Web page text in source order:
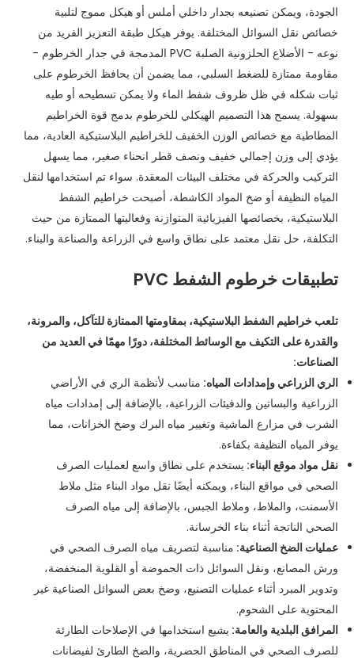
الجودة، ويمكن تصنيعه بجدار داخلي أملس أو هيكل مموج لتلبية
خصائص نقل السوائل المختلفة. يوفر هيكل طبقة التعزيز الفريد من
نوعه - الأضلاع الحلزونية الصلبة PVC المدمجة في جدار الخرطوم -
مقاومة ممتازة للضغط السلبي، مما يضمن أن يحافظ الخرطوم على
ثبات شكله في ظل ظروف شفط الماء ولا يمكن تسطيحه أو طيه
بسهولة. يسمح هذا التصميم الهيكلي للخرطوم بدمج قوة الخراطيم
المطاطية مع خصائص الوزن الخفيف للخراطيم البلاستيكية العادية، مما
يؤدي إلى وزن إجمالي خفيف ونصف قطر انحناء صغير، مما يسهل
التركيب والحركة في مختلف البيئات المعقدة. سواء تم استخدامها لنقل
المياه النظيفة أو ضخ المواد الكاشطة، أصبحت خراطيم الشفط
البلاستيكية، بخصائصها الفيزيائية المتوازنة وفعاليتها الممتازة من حيث
التكلفة، حل نقل معتمد على نطاق واسع في الزراعة والصناعة والبناء.
تطبيقات خرطوم الشفط PVC
تلعب خراطيم الشفط البلاستيكية، بمقاومتها الممتازة للتآكل، والمرونة،
والقدرة على التكيف مع الوسائط المختلفة، دورًا مهمًا في العديد من
الصناعات:
الري الزراعي وإمدادات المياه: مناسب لأنظمة الري في الأراضي
الزراعية والبساتين والدفيئات الزراعية، بالإضافة إلى إمدادات مياه
الشرب في مزارع الماشية وتغيير مياه البرك وضخ الخزانات، مما
يوفر المياه النظيفة بكفاءة.
نقل مواد موقع البناء: يستخدم على نطاق واسع لعمليات الصرف
الصحي في مواقع البناء، ويمكنه أيضًا نقل مواد البناء مثل ملاط ​​
الأسمنت، والملاط، وملاط الجبس، بالإضافة إلى مياه الصرف
الصحي الناتجة أثناء بناء الخرسانة.
عمليات الضخ الصناعية: مناسبة لتصريف مياه الصرف الصحي في
ورش المصانع، ونقل السوائل ذات الحموضة أو القلوية المنخفضة،
وتدوير المبرد أثناء عمليات التصنيع، وضخ بعض السوائل الصناعية غير
المحتوية على الشحوم.
المرافق البلدية والعامة: يشيع استخدامها في الإصلاحات الطارئة
للصرف الصحي في المناطق الحضرية، والضخ الطارئ لفيضانات